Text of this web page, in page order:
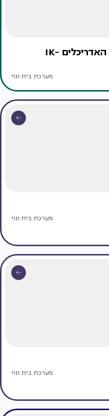
שושנה במדבר - משרד האדריכלים IK-
מערכת בית ונוי
מערכת בית ונוי
מערכת בית ונוי